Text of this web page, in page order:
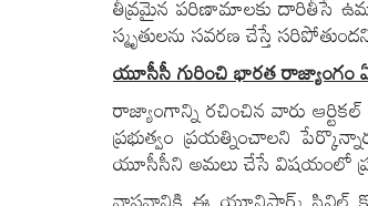
స్మృతులను సవరణ చేస్తే
యూసీసీ గురించి భారత రాజ్యాంగం
రాజ్యాంగాన్ని రచించిన వారు
ప్రభుత్వం ప్రయత్నించాలని
యూసీసీని అమలు చేసే విషయంలో